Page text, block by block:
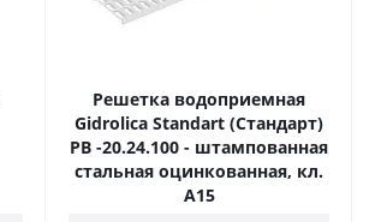
Решетка водоприемная
Gidrolica Standart (Стандарт)
РВ -20.24.100 - штампованная
стальная оцинкованная, кл.
А15